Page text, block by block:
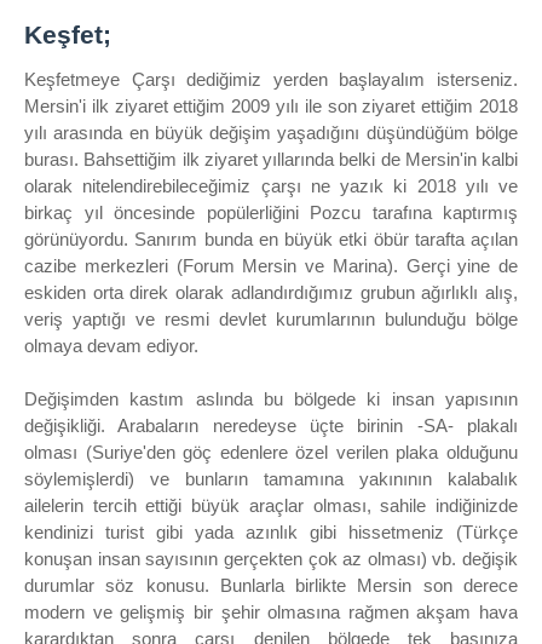
Keşfet;
Keşfetmeye Çarşı dediğimiz yerden başlayalım isterseniz.
Mersin'i ilk ziyaret ettiğim 2009 yılı ile son ziyaret ettiğim 2018
yılı arasında en büyük değişim yaşadığını düşündüğüm bölge
burası. Bahsettiğim ilk ziyaret yıllarında belki de Mersin'in kalbi
olarak nitelendirebileceğimiz çarşı ne yazık ki 2018 yılı ve
birkaç yıl öncesinde popülerliğini Pozcu tarafına kaptırmış
görünüyordu. Sanırım bunda en büyük etki öbür tarafta açılan
cazibe merkezleri (Forum Mersin ve Marina). Gerçi yine de
eskiden orta direk olarak adlandırdığımız grubun ağırlıklı alış,
veriş yaptığı ve resmi devlet kurumlarının bulunduğu bölge
olmaya devam ediyor.
Değişimden kastım aslında bu bölgede ki insan yapısının
değişikliği. Arabaların neredeyse üçte birinin -SA- plakalı
olması (Suriye'den göç edenlere özel verilen plaka olduğunu
söylemişlerdi) ve bunların tamamına yakınının kalabalık
ailelerin tercih ettiği büyük araçlar olması, sahile indiğinizde
kendinizi turist gibi yada azınlık gibi hissetmeniz (Türkçe
konuşan insan sayısının gerçekten çok az olması) vb. değişik
durumlar söz konusu. Bunlarla birlikte Mersin son derece
modern ve gelişmiş bir şehir olmasına rağmen akşam hava
karardıktan sonra çarşı denilen bölgede tek başınıza